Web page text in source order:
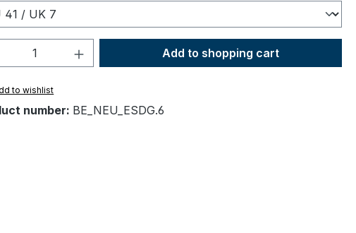
Quantity: Enter the desired amount
Add to shopping cart
to wishlist
number: BE_NEU_ESDG.6